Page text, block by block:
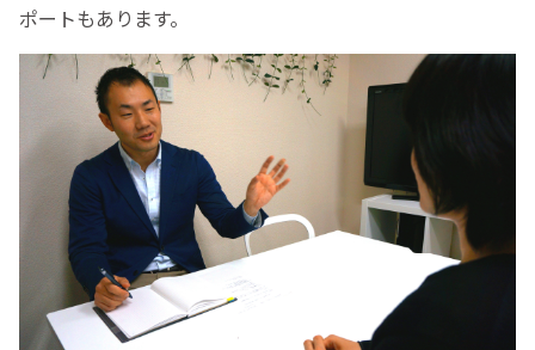
ポートもあります。